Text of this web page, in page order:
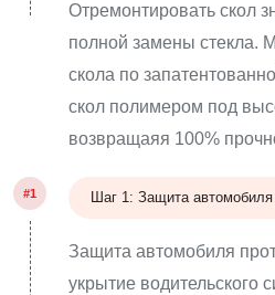
Отремонтировать скол
полной замены стекла.
скола по
скол полимером под
возвращаяя 100%
#1 Шаг 1: Защита
Защита автомобиля
укрытие водительского